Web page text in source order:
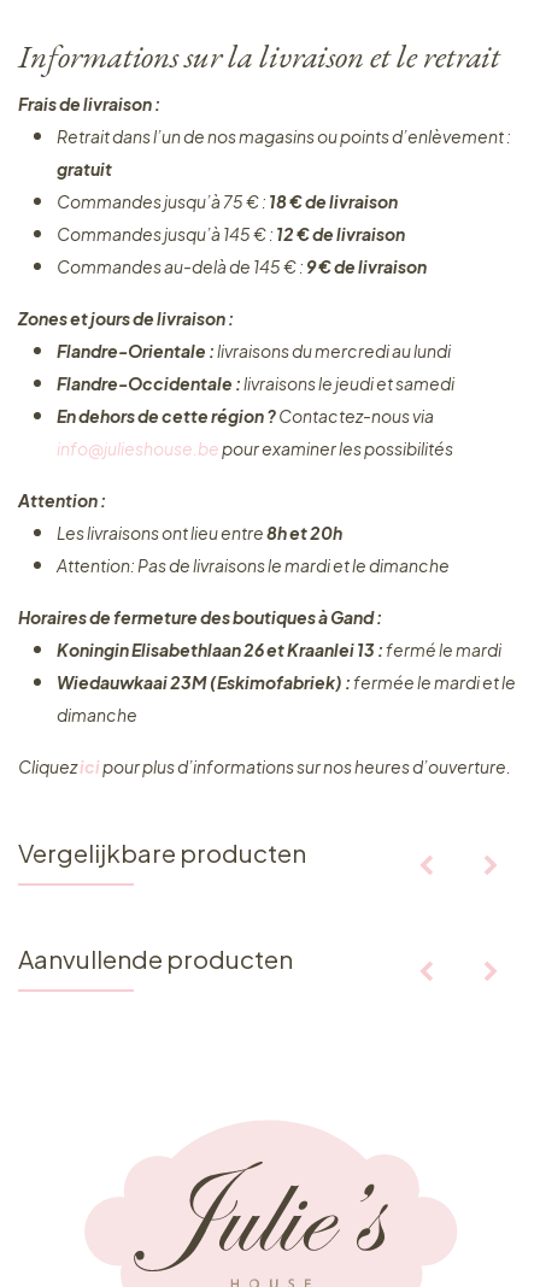
Informations sur la livraison et le retrait
Frais de livraison :
Retrait dans l’un de nos magasins ou points d’enlèvement :
gratuit
Commandes jusqu’à 75 € : 18 € de livraison
Commandes jusqu’à 145 € : 12 € de livraison
Commandes au-delà de 145 € : 9 € de livraison
Zones et jours de livraison :
Flandre-Orientale :livraisons du mercredi au lundi
Flandre-Occidentale :livraisons le jeudi et samedi
En dehors de cette région ?Contactez-nous via
info@julieshouse.bepour examiner les possibilités
Attention :
Les livraisons ont lieu entre8h et 20h
Attention: Pas de livraisons le mardi et le dimanche
Horaires de fermeture des boutiques à Gand :
Koningin Elisabethlaan 26 et Kraanlei 13 :fermé le mardi
Wiedauwkaai 23M (Eskimofabriek) :fermée le mardi et le
dimanche
Cliquez ​icipour plus d’informations sur nos heures d’ouverture.
Vergelijkbare producten
Aanvullende producten